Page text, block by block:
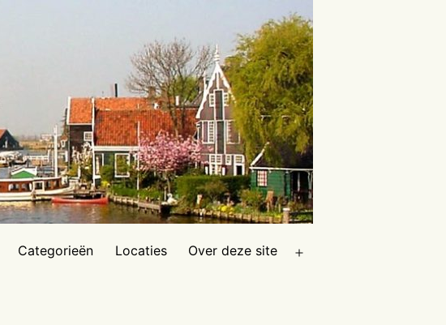
Categorieën Locaties Over deze site